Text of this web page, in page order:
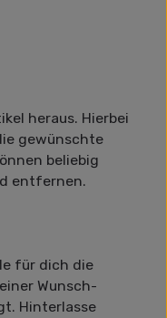
heraus. Hierbei
gewünschte
beliebig
entfernen.
für dich die
Wunsch-
Hinterlasse